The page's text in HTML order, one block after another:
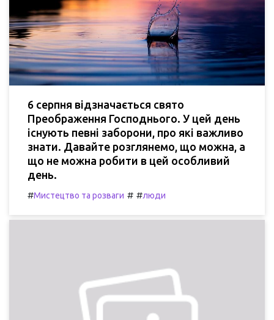
6 серпня відзначається свято
Преображення Господнього. У цей день
існують певні заборони, про які важливо
знати. Давайте розглянемо, що можна, а
що не можна робити в цей особливий
день.
#Мистецтво та розваги # #люди